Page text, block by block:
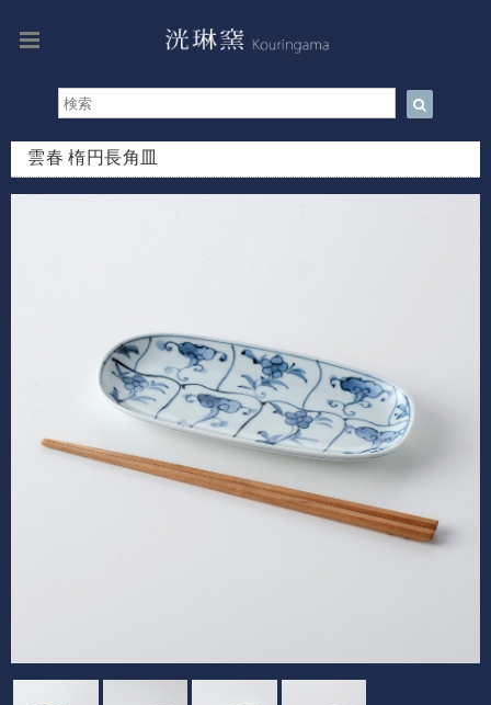
雲春 楕円長角皿